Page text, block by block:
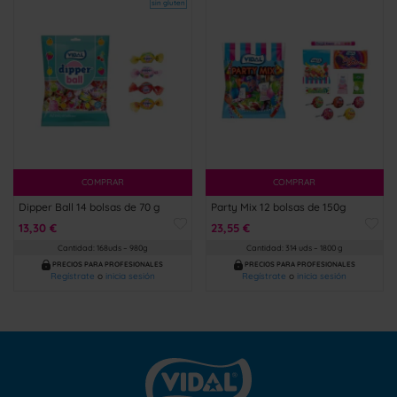
sin gluten
COMPRAR
Dipper Ball 14 bolsas de 70 g
13,30 €
Cantidad: 168uds – 980g
PRECIOS PARA PROFESIONALES
Regístrate o inicia sesión
COMPRAR
Party Mix 12 bolsas de 150g
23,55 €
Cantidad: 314 uds – 1800 g
PRECIOS PARA PROFESIONALES
Regístrate o inicia sesión